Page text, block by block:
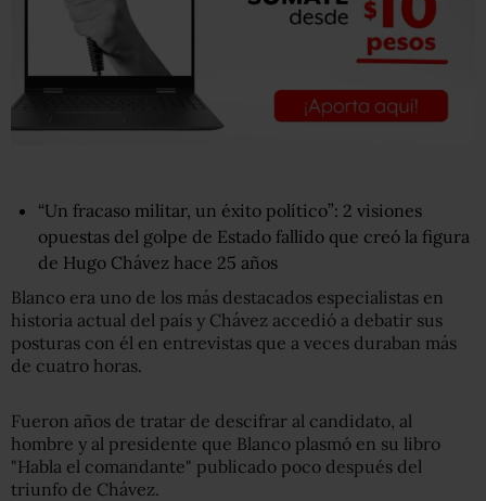
“Un fracaso militar, un éxito político”: 2 visiones
opuestas del golpe de Estado fallido que creó la figura
de Hugo Chávez hace 25 años
Blanco era uno de los más destacados especialistas en
historia actual del país y Chávez accedió a debatir sus
posturas con él en entrevistas que a veces duraban más
de cuatro horas.
Fueron años de tratar de descifrar al candidato, al
hombre y al presidente que Blanco plasmó en su libro
"Habla el comandante" publicado poco después del
triunfo de Chávez.